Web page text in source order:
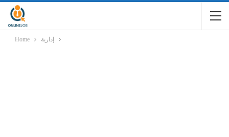
Home إدارية